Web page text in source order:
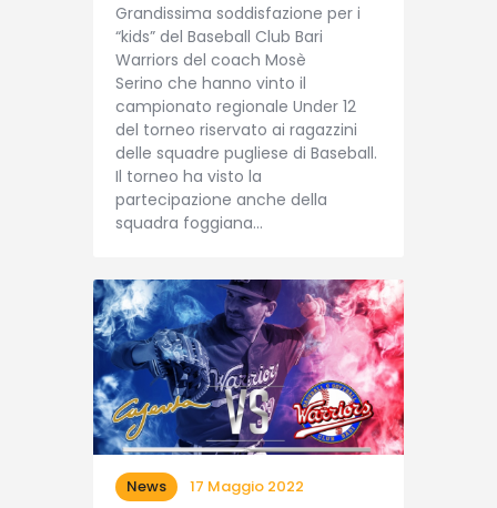
Grandissima soddisfazione per i
“kids” del Baseball Club Bari
Warriors del coach Mosè
Serino che hanno vinto il
campionato regionale Under 12
del torneo riservato ai ragazzini
delle squadre pugliese di Baseball.
Il torneo ha visto la
partecipazione anche della
squadra foggiana…
News 17 Maggio 2022